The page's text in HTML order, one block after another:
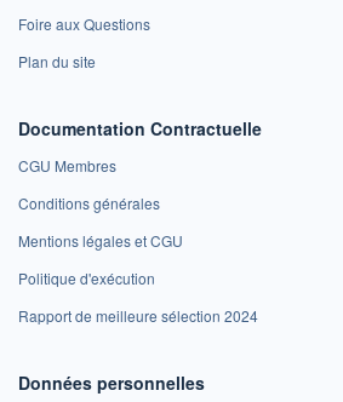
Foire aux Questions
Plan du site
Documentation Contractuelle
CGU Membres
Conditions générales
Mentions légales et CGU
Politique d'exécution
Rapport de meilleure sélection 2024
Données personnelles